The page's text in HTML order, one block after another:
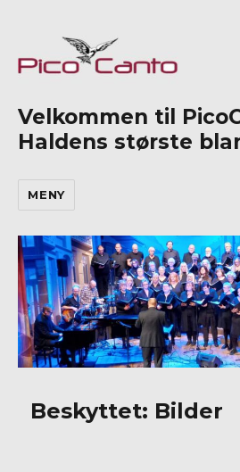
Velkommen til
Haldens største
MENY
Beskyttet: Bilder